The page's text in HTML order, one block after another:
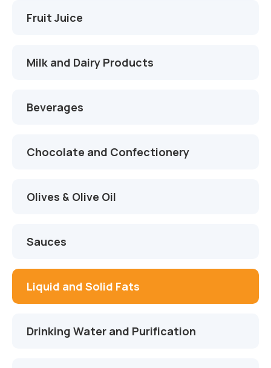
Zeytinyağı Tankları
Kimya Tankları
Otomasyon ve Yazılım
Fruit Juice
Milk and Dairy Products
Beverages
Chocolate and Confectionery
Olives & Olive Oil
Sauces
Liquid and Solid Fats
Drinking Water and Purification